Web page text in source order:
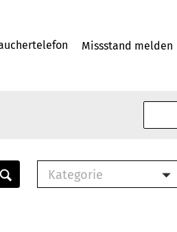
Missstand melden
Kategorie